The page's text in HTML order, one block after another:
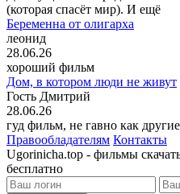
(которая спасёт мир). И ещё
Беременна от олигарха
леонид
28.06.26
хороший фильм
Дом, в котором люди не живут
Гость Дмитрий
28.06.26
гуд фильм, не гавно как
Правообладателям Контакты
Ugorinicha.top - фильмы
бесплатно